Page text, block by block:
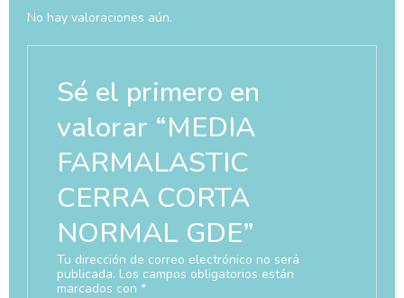
No hay valoraciones aún.
Sé el primero en
valorar “MEDIA
FARMALASTIC
CERRA CORTA
NORMAL GDE”
Tu dirección de correo electrónico no será
publicada. Los campos obligatorios están
marcados con *